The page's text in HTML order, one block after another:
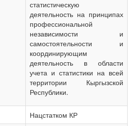
статистическую
деятельность на принципах
профессиональной
независимости и
самостоятельности и
координирующим
деятельность в области
учета и статистики на всей
территории Кыргызской
Республики.
Нацстатком КР